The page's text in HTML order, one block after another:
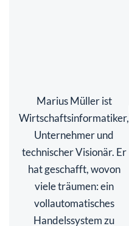
Marius Müller ist
Wirtschaftsinformatiker,
Unternehmer und
technischer Visionär. Er
hat geschafft, wovon
viele träumen: ein
vollautomatisches
Handelssystem zu